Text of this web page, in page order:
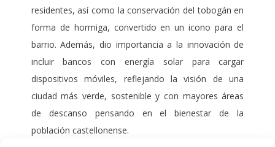
residentes, así como la conservación del tobogán en
forma de hormiga, convertido en un icono para el
barrio. Además, dio importancia a la innovación de
incluir bancos con energía solar para cargar
dispositivos móviles, reflejando la visión de una
ciudad más verde, sostenible y con mayores áreas
de descanso pensando en el bienestar de la
población castellonense.